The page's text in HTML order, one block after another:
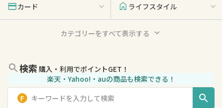
credit_cardカード home ライフスタイル
カテゴリーをすべて表示する
検索 購入・利用でポイントGET！
楽天・Yahoo!・auの商品も検索できる！